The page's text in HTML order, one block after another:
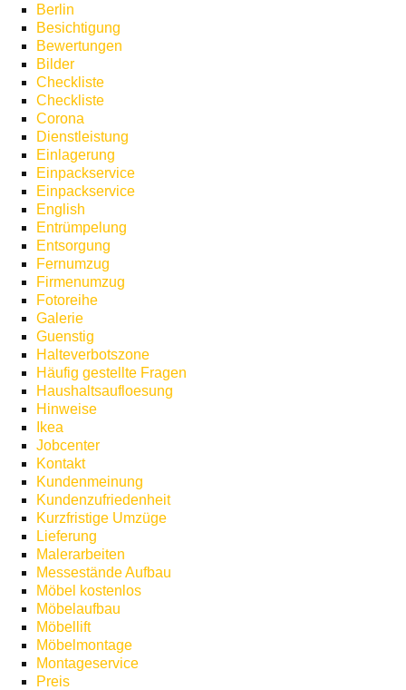
Berlin
Besichtigung
Bewertungen
Bilder
Checkliste
Checkliste
Corona
Dienstleistung
Einlagerung
Einpackservice
Einpackservice
English
Entrümpelung
Entsorgung
Fernumzug
Firmenumzug
Fotoreihe
Galerie
Guenstig
Halteverbotszone
Häufig gestellte Fragen
Haushaltsaufloesung
Hinweise
Ikea
Jobcenter
Kontakt
Kundenmeinung
Kundenzufriedenheit
Kurzfristige Umzüge
Lieferung
Malerarbeiten
Messestände Aufbau
Möbel kostenlos
Möbelaufbau
Möbellift
Möbelmontage
Montageservice
Preis